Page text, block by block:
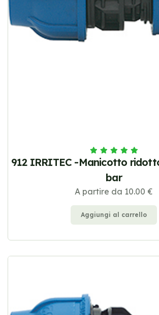
912 IRRITEC -Manicotto
bar
A partire da 10.00 €
Aggiungi al carrello